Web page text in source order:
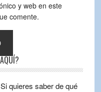
y web en este
comente.
quieres saber de qué